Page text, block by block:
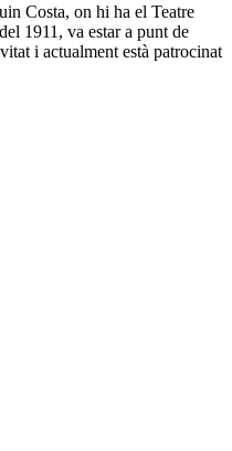
Costa, on hi ha el Teatre
1911, va estar a punt de
i actualment està patrocinat